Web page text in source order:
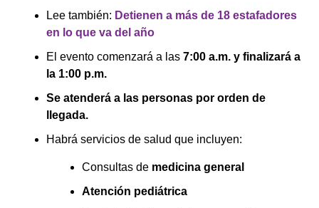
Lee también: Detienen a más de 18 estafadores
en lo que va del año
El evento comenzará a las 7:00 a.m. y finalizará a
la 1:00 p.m.
Se atenderá a las personas por orden de
llegada.
Habrá servicios de salud que incluyen:
Consultas de medicina general
Atención pediátrica